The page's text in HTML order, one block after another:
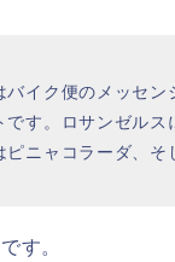
バイク便のメッセ
す。ロサンゼル
ニャコラーダ、そ
す。